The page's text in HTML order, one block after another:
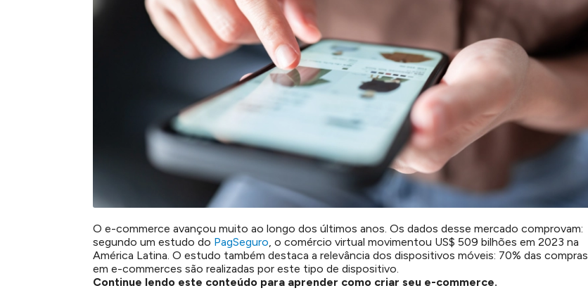
O e-commerce avançou muito ao longo dos últimos anos. Os dados desse mercado comprovam:
segundo um estudo do PagSeguro, o comércio virtual movimentou US$ 509 bilhões em 2023 na
América Latina. O estudo também destaca a relevância dos dispositivos móveis: 70% das compras
em e-commerces são realizadas por este tipo de dispositivo.
Continue lendo este conteúdo para aprender como criar seu e-commerce.